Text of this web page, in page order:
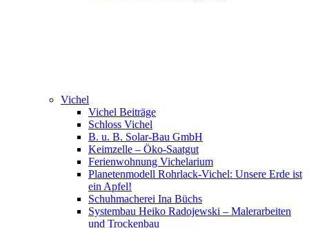
Vichel
Vichel Beiträge
Schloss Vichel
B. u. B. Solar-Bau GmbH
Keimzelle – Öko-Saatgut
Ferienwohnung Vichelarium
Planetenmodell Rohrlack-Vichel: Unsere Erde ist
ein Apfel!
Schuhmacherei Ina Büchs
Systembau Heiko Radojewski – Malerarbeiten
und Trockenbau